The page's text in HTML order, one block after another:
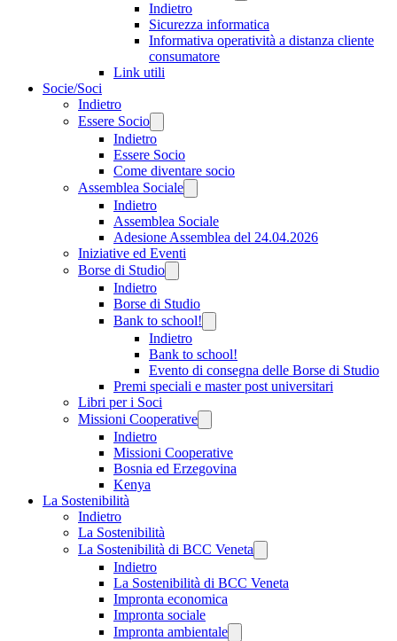
Indietro
Sicurezza informatica
Informativa operatività a distanza cliente
consumatore
Link utili
Socie/Soci
Indietro
Essere Socio
Indietro
Essere Socio
Come diventare socio
Assemblea Sociale
Indietro
Assemblea Sociale
Adesione Assemblea del 24.04.2026
Iniziative ed Eventi
Borse di Studio
Indietro
Borse di Studio
Bank to school!
Indietro
Bank to school!
Evento di consegna delle Borse di Studio
Premi speciali e master post universitari
Libri per i Soci
Missioni Cooperative
Indietro
Missioni Cooperative
Bosnia ed Erzegovina
Kenya
La Sostenibilità
Indietro
La Sostenibilità
La Sostenibilità di BCC Veneta
Indietro
La Sostenibilità di BCC Veneta
Impronta economica
Impronta sociale
Impronta ambientale